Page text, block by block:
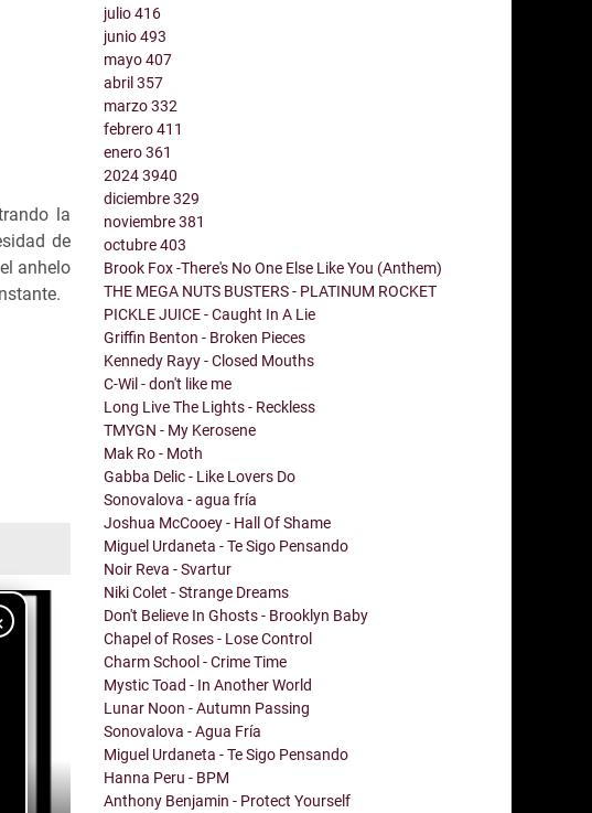
la
de
anhelo
julio416
junio493
mayo407
abril357
marzo332
febrero411
enero361
20243940
diciembre329
noviembre381
octubre403
Brook Fox -There's No One Else Like You (Anthem)
THE MEGA NUTS BUSTERS - PLATINUM ROCKET
PICKLE JUICE - Caught In A Lie
Griffin Benton - Broken Pieces
Kennedy Rayy - Closed Mouths
C-Wil - don't like me
Long Live The Lights - Reckless
TMYGN - My Kerosene
Mak Ro - Moth
Gabba Delic - Like Lovers Do
Sonovalova - agua fría
Joshua McCooey - Hall Of Shame
Miguel Urdaneta - Te Sigo Pensando
Noir Reva - Svartur
Niki Colet - Strange Dreams
Don't Believe In Ghosts - Brooklyn Baby
Chapel of Roses - Lose Control
Charm School - Crime Time
Mystic Toad - In Another World
Lunar Noon - Autumn Passing
Sonovalova - Agua Fría
Miguel Urdaneta - Te Sigo Pensando
Hanna Peru - BPM
Anthony Benjamin - Protect Yourself